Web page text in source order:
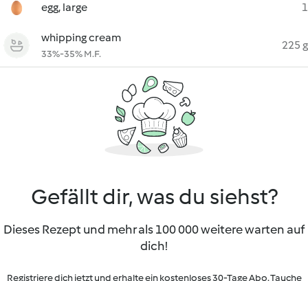
egg, large 1
whipping cream
33%-35% M.F.
225 g
Gefällt dir, was du siehst?
Dieses Rezept und mehr als 100 000 weitere warten auf
dich!
Registriere dich jetzt und erhalte ein kostenloses 30-Tage Abo. Tauche